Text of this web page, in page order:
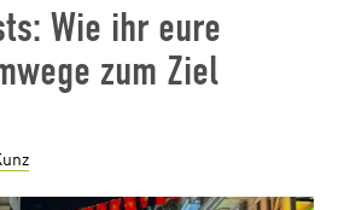
Wie ihr eure
zum Ziel